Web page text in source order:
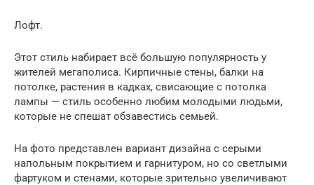
Лофт.
Этот стиль набирает всё большую популярность у
жителей мегаполиса. Кирпичные стены, балки на
потолке, растения в кадках, свисающие с потолка
лампы — стиль особенно любим молодыми людьми,
которые не спешат обзавестись семьей.
На фото представлен вариант дизайна с серыми
напольным покрытием и гарнитуром, но со светлыми
фартуком и стенами, которые зрительно увеличивают